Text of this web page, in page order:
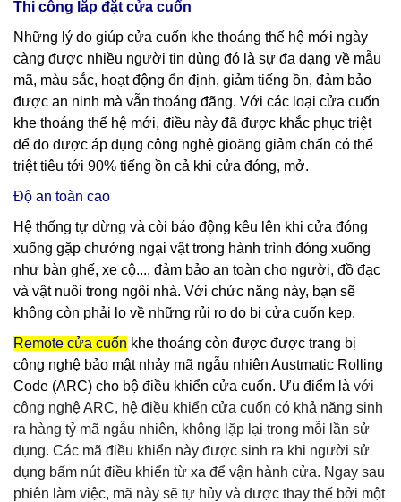
Thi công lắp đặt cửa cuốn
Những lý do giúp cửa cuốn khe thoáng thế hệ mới ngày
càng được nhiều người tin dùng đó là sự đa dạng về mẫu
mã, màu sắc, hoạt động ổn định, giảm tiếng ồn, đảm bảo
được an ninh mà vẫn thoáng đãng. Với các loại cửa cuốn
khe thoáng thế hệ mới, điều này đã được khắc phục triệt
để do được áp dụng công nghệ gioăng giảm chấn có thể
triệt tiêu tới 90% tiếng ồn cả khi cửa đóng, mở.
Độ an toàn cao
Hệ thống tự dừng và còi báo động kêu lên khi cửa đóng
xuống gặp chướng ngại vật trong hành trình đóng xuống
như bàn ghế, xe cộ..., đảm bảo an toàn cho người, đồ đạc
và vật nuôi trong ngôi nhà. Với chức năng này, bạn sẽ
không còn phải lo về những rủi ro do bị cửa cuốn kẹp.
Remote cửa cuốn khe thoáng còn được được trang bị
công nghệ bảo mật nhảy mã ngẫu nhiên Austmatic Rolling
Code (ARC) cho bộ điều khiển cửa cuốn. Ưu điểm là với
công nghệ ARC, hệ điều khiển cửa cuốn có khả năng sinh
ra hàng tỷ mã ngẫu nhiên, không lặp lại trong mỗi lần sử
dụng. Các mã điều khiển này được sinh ra khi người sử
dụng bấm nút điều khiển từ xa để vận hành cửa. Ngay sau
phiên làm việc, mã này sẽ tự hủy và được thay thế bởi một